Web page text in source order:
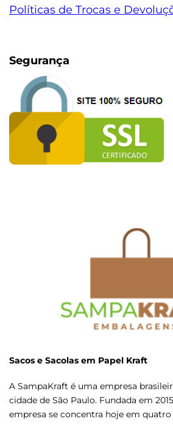
Políticas de Trocas e
Segurança
Sacos e Sacolas em Papel Kraft
A SampaKraft é uma empresa
cidade de São Paulo. Fundada em
empresa se concentra hoje em